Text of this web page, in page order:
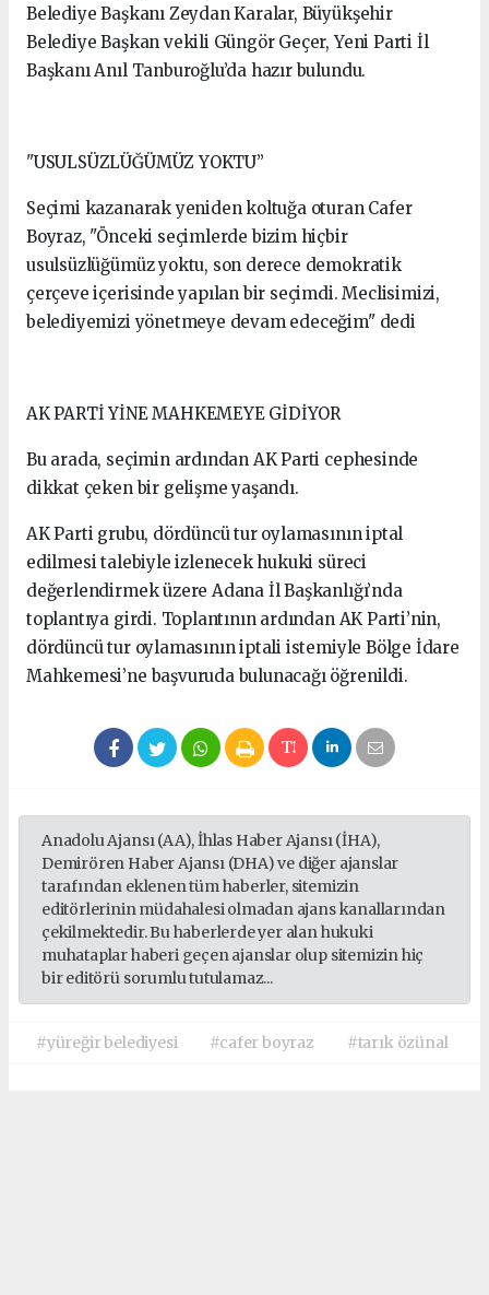
Belediye Başkanı Zeydan Karalar, Büyükşehir
Belediye Başkan vekili Güngör Geçer, Yeni Parti İl
Başkanı Anıl Tanburoğlu’da hazır bulundu.
"USULSÜZLÜĞÜMÜZ YOKTU”
Seçimi kazanarak yeniden koltuğa oturan Cafer
Boyraz, "Önceki seçimlerde bizim hiçbir
usulsüzlüğümüz yoktu, son derece demokratik
çerçeve içerisinde yapılan bir seçimdi. Meclisimizi,
belediyemizi yönetmeye devam edeceğim" dedi
AK PARTİ YİNE MAHKEMEYE GİDİYOR
Bu arada, seçimin ardından AK Parti cephesinde
dikkat çeken bir gelişme yaşandı.
AK Parti grubu, dördüncü tur oylamasının iptal
edilmesi talebiyle izlenecek hukuki süreci
değerlendirmek üzere Adana İl Başkanlığı’nda
toplantıya girdi. Toplantının ardından AK Parti’nin,
dördüncü tur oylamasının iptali istemiyle Bölge İdare
Mahkemesi’ne başvuruda bulunacağı öğrenildi.
Anadolu Ajansı (AA), İhlas Haber Ajansı (İHA),
Demirören Haber Ajansı (DHA) ve diğer ajanslar
tarafından eklenen tüm haberler, sitemizin
editörlerinin müdahalesi olmadan ajans kanallarından
çekilmektedir. Bu haberlerde yer alan hukuki
muhataplar haberi geçen ajanslar olup sitemizin hiç
bir editörü sorumlu tutulamaz...
#yüreğir belediyesi #cafer boyraz #tarık özünal